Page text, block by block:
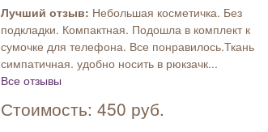
Лучший отзыв: Небольшая косметичка. Без
подкладки. Компактная. Подошла в комплект к
сумочке для телефона. Все понравилось.Ткань
симпатичная. удобно носить в рюкзачк...
Все отзывы
Стоимость: 450 руб.